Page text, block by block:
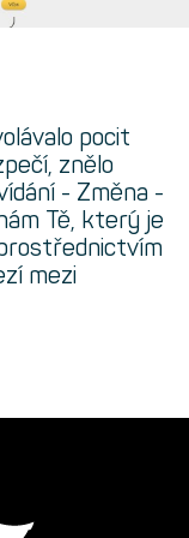
pocit
znělo
- Změna -
Tě, který je
mezi